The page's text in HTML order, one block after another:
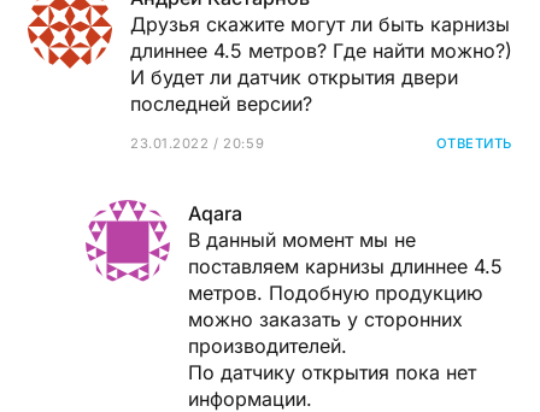
Друзья скажите могут ли быть карнизы
длиннее 4.5 метров? Где найти можно?)
И будет ли датчик открытия двери
последней версии?
23.01.2022 / 20:59 ОТВЕТИТЬ
Aqara
В данный момент мы не
поставляем карнизы длиннее 4.5
метров. Подобную продукцию
можно заказать у сторонних
производителей.
По датчику открытия пока нет
информации.